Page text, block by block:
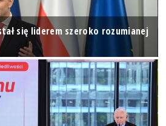
się liderem szeroko rozumianej